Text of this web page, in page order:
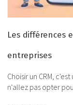
Les différences
entreprises
Choisir un CRM,
n'allez pas opter